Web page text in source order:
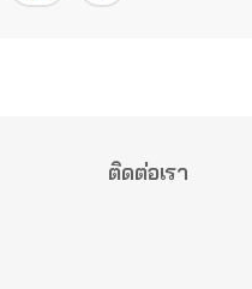
ติดต่อเรา